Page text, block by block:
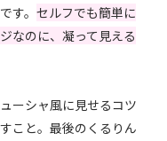
す。セルフでも簡単に
なのに、凝って見える
ーシャ風に見せるコツ
こと。最後のくるりん